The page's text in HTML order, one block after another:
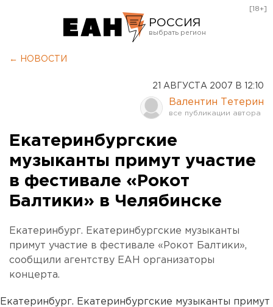
РОССИЯ
Курган
Оренбург
[18+]
← НОВОСТИ
21 АВГУСТА 2007 В 12:10
Валентин Тетерин
Екатеринбургские
музыканты примут участие
в фестивале «Рокот
Балтики» в Челябинске
Екатеринбург. Екатеринбургские музыканты
примут участие в фестивале «Рокот Балтики»,
сообщили агентству ЕАН организаторы
концерта.
Екатеринбург. Екатеринбургские музыканты примут